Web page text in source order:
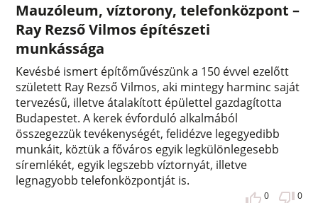
Mauzóleum, víztorony, telefonközpont –
Ray Rezső Vilmos építészeti
munkássága
Kevésbé ismert építőművészünk a 150 évvel ezelőtt
született Ray Rezső Vilmos, aki mintegy harminc saját
tervezésű, illetve átalakított épülettel gazdagította
Budapestet. A kerek évforduló alkalmából
összegezzük tevékenységét, felidézve legegyedibb
munkáit, köztük a főváros egyik legkülönlegesebb
síremlékét, egyik legszebb víztornyát, illetve
legnagyobb telefonközpontját is.
0 0